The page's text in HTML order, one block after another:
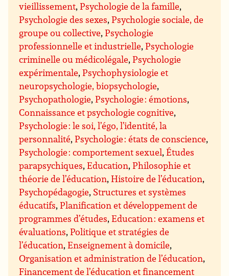
vieillissement,Psychologie de la famille,
Psychologie des sexes,Psychologie sociale, de
groupe ou collective,Psychologie
professionnelle et industrielle,Psychologie
criminelle ou médicolégale,Psychologie
expérimentale,Psychophysiologie et
neuropsychologie, biopsychologie,
Psychopathologie,Psychologie : émotions,
Connaissance et psychologie cognitive,
Psychologie : le soi, l’égo, l’identité, la
personnalité,Psychologie : états de conscience,
Psychologie : comportement sexuel,Études
parapsychiques,Education,Philosophie et
théorie de l’éducation,Histoire de l’éducation,
Psychopédagogie, Structures et systèmes
éducatifs,Planification et développement de
programmes d’études,Education : examens et
évaluations,Politique et stratégies de
l’éducation,Enseignement à domicile,
Organisation et administration de l’éducation,
Financement de l’éducation et financement